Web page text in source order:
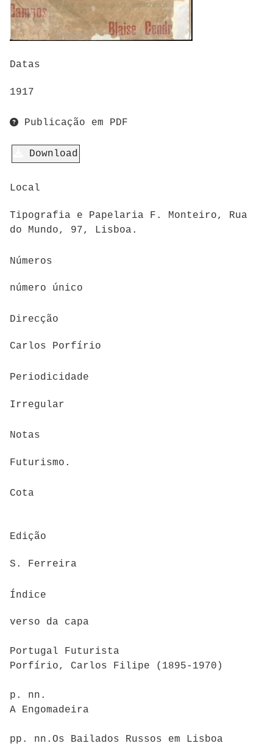
Datas
1917
Publicação em PDF
Download
Local
Tipografia e Papelaria F. Monteiro, Rua
do Mundo, 97, Lisboa.
Números
número único
Direcção
Carlos Porfírio
Periodicidade
Irregular
Notas
Futurismo.
Cota
Edição
S. Ferreira
Índice
verso da capa
Portugal Futurista
Porfírio, Carlos Filipe (1895-1970)
p. nn.
A Engomadeira
pp. nn.Os Bailados Russos em Lisboa